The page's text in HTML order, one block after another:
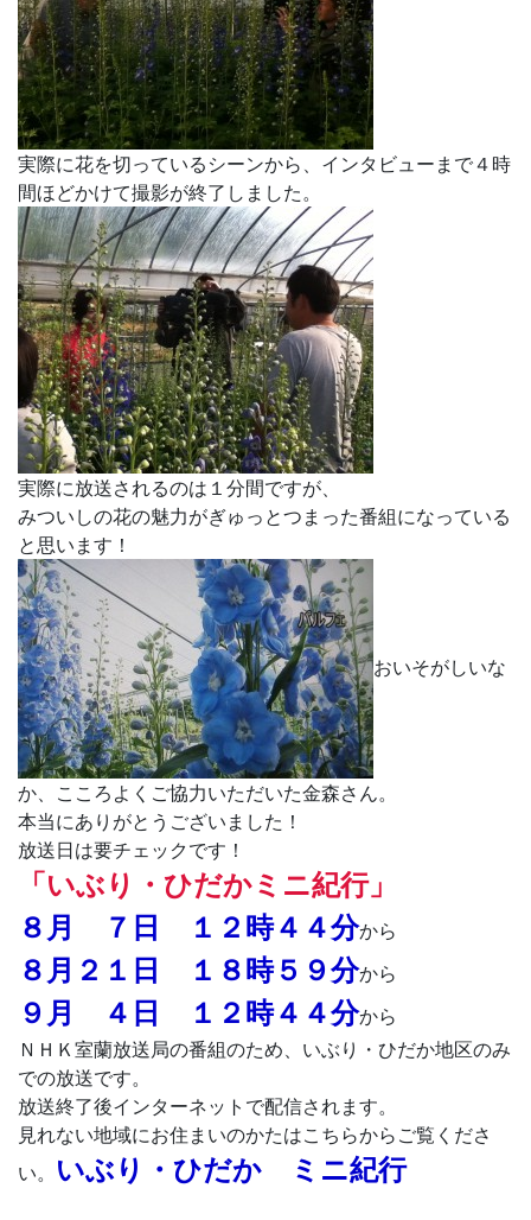
実際に花を切っているシーンから、インタビューまで４時
間ほどかけて撮影が終了しました。
実際に放送されるのは１分間ですが、
みついしの花の魅力がぎゅっとつまった番組になっている
と思います！
おいそがしいな
か、こころよくご協力いただいた金森さん。
本当にありがとうございました！
放送日は要チェックです！
「いぶり・ひだかミニ紀行」
８月 ７日 １２時４４分から
８月２１日 １８時５９分から
９月 ４日 １２時４４分から
ＮＨＫ室蘭放送局の番組のため、いぶり・ひだか地区のみ
での放送です。
放送終了後インターネットで配信されます。
見れない地域にお住まいのかたはこちらからご覧くださ
い。 いぶり・ひだか ミニ紀行